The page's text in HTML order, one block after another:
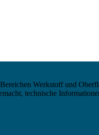
Werkstoff und
technische